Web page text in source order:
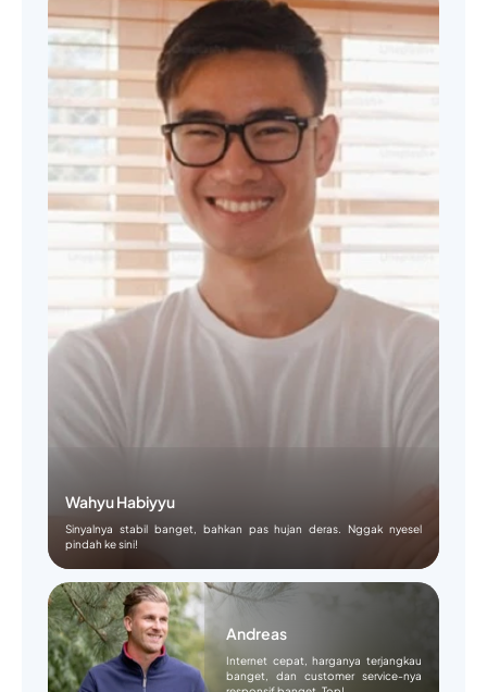
Wahyu Habiyyu
Sinyalnya stabil banget, bahkan pas hujan deras. Nggak nyesel
pindah ke sini!
Andreas
Internet cepat, harganya terjangkau
banget, dan customer service-nya